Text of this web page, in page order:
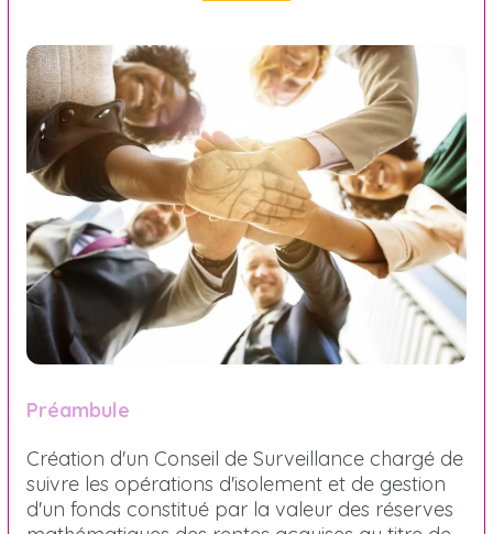
Préambule
Création d'un Conseil de Surveillance chargé de
suivre les opérations d'isolement et de gestion
d'un fonds constitué par la valeur des réserves